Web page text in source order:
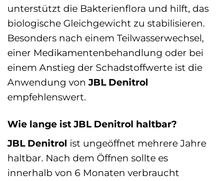
unterstützt die Bakterienflora und hilft, das
biologische Gleichgewicht zu stabilisieren.
Besonders nach einem Teilwasserwechsel,
einer Medikamentenbehandlung oder bei
einem Anstieg der Schadstoffwerte ist die
Anwendung vonJBL Denitrol
empfehlenswert.
Wie lange ist JBL Denitrol haltbar?
JBL Denitrol ist ungeöffnet mehrere Jahre
haltbar. Nach dem Öffnen sollte es
innerhalb von 6 Monaten verbraucht